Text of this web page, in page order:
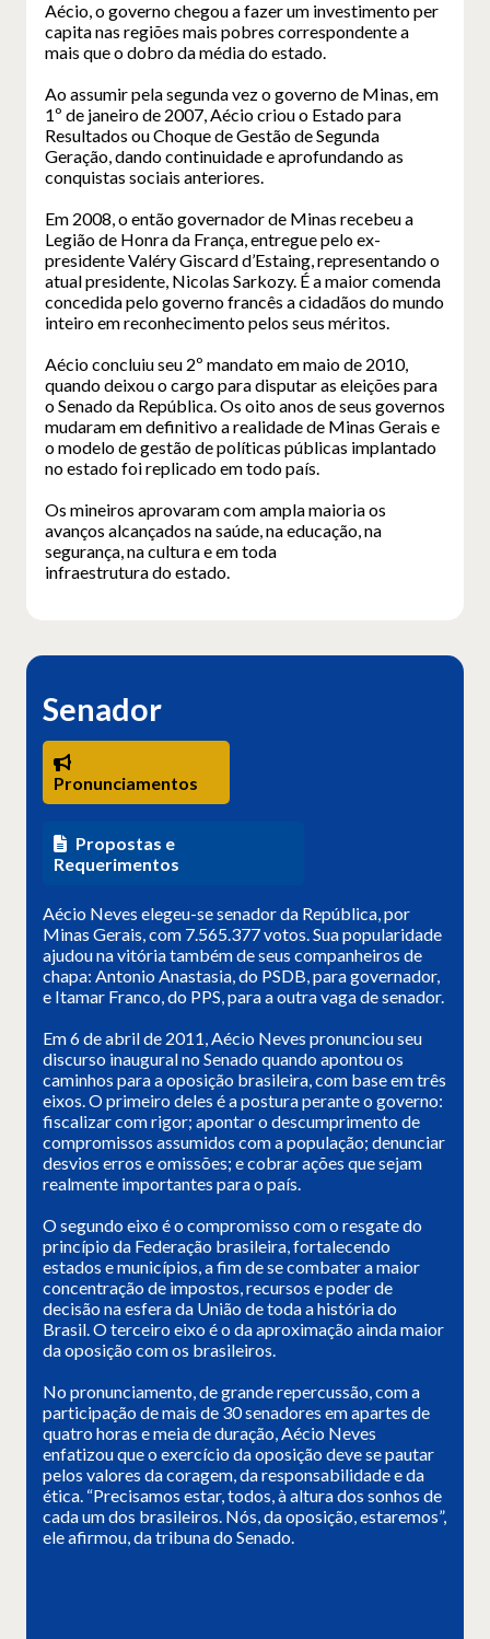
Aécio, o governo chegou a fazer um investimento per
capita nas regiões mais pobres correspondente a
mais que o dobro da média do estado.
Ao assumir pela segunda vez o governo de Minas, em
1º de janeiro de 2007, Aécio criou o Estado para
Resultados ou Choque de Gestão de Segunda
Geração, dando continuidade e aprofundando as
conquistas sociais anteriores.
Em 2008, o então governador de Minas recebeu a
Legião de Honra da França, entregue pelo ex-
presidente Valéry Giscard d’Estaing, representando o
atual presidente, Nicolas Sarkozy. É a maior comenda
concedida pelo governo francês a cidadãos do mundo
inteiro em reconhecimento pelos seus méritos.
Aécio concluiu seu 2º mandato em maio de 2010,
quando deixou o cargo para disputar as eleições para
o Senado da República. Os oito anos de seus governos
mudaram em definitivo a realidade de Minas Gerais e
o modelo de gestão de políticas públicas implantado
no estado foi replicado em todo país.
Os mineiros aprovaram com ampla maioria os
avanços alcançados na saúde, na educação, na
segurança, na cultura e em toda
infraestrutura do estado.
Senador
Pronunciamentos
Propostas e
Requerimentos
Aécio Neves elegeu-se senador da República, por
Minas Gerais, com 7.565.377 votos. Sua popularidade
ajudou na vitória também de seus companheiros de
chapa: Antonio Anastasia, do PSDB, para governador,
e Itamar Franco, do PPS, para a outra vaga de senador.
Em 6 de abril de 2011, Aécio Neves pronunciou seu
discurso inaugural no Senado quando apontou os
caminhos para a oposição brasileira, com base em três
eixos. O primeiro deles é a postura perante o governo:
fiscalizar com rigor; apontar o descumprimento de
compromissos assumidos com a população; denunciar
desvios erros e omissões; e cobrar ações que sejam
realmente importantes para o país.
O segundo eixo é o compromisso com o resgate do
princípio da Federação brasileira, fortalecendo
estados e municípios, a fim de se combater a maior
concentração de impostos, recursos e poder de
decisão na esfera da União de toda a história do
Brasil. O terceiro eixo é o da aproximação ainda maior
da oposição com os brasileiros.
No pronunciamento, de grande repercussão, com a
participação de mais de 30 senadores em apartes de
quatro horas e meia de duração, Aécio Neves
enfatizou que o exercício da oposição deve se pautar
pelos valores da coragem, da responsabilidade e da
ética. “Precisamos estar, todos, à altura dos sonhos de
cada um dos brasileiros. Nós, da oposição, estaremos”,
ele afirmou, da tribuna do Senado.